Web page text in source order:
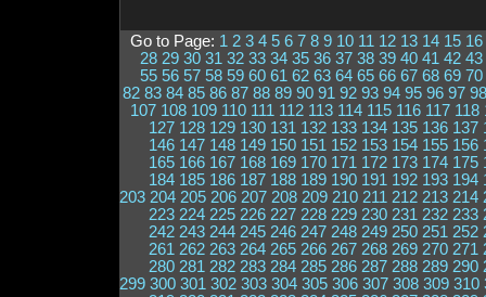
Go to Page: 1 2 3 4 5 6 7 8 9 10 11 12 13 14 15 16
28 29 30 31 32 33 34 35 36 37 38 39 40 41 42 43
55 56 57 58 59 60 61 62 63 64 65 66 67 68 69 70
82 83 84 85 86 87 88 89 90 91 92 93 94 95 96 97 98
107 108 109 110 111 112 113 114 115 116 117 118
127 128 129 130 131 132 133 134 135 136 137
146 147 148 149 150 151 152 153 154 155 156
165 166 167 168 169 170 171 172 173 174 175
184 185 186 187 188 189 190 191 192 193 194
203 204 205 206 207 208 209 210 211 212 213 214
223 224 225 226 227 228 229 230 231 232 233
242 243 244 245 246 247 248 249 250 251 252
261 262 263 264 265 266 267 268 269 270 271
280 281 282 283 284 285 286 287 288 289 290
299 300 301 302 303 304 305 306 307 308 309 310